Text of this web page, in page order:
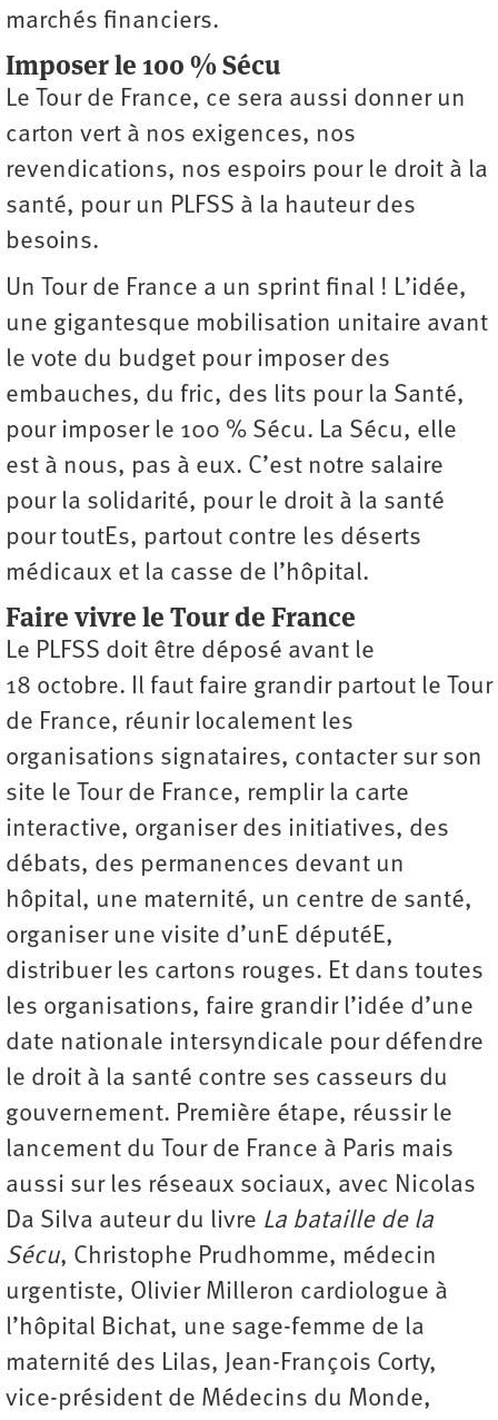
marchés financiers.
Imposer le 100 % Sécu
Le Tour de France, ce sera aussi donner un
carton vert à nos exigences, nos
revendications, nos espoirs pour le droit à la
santé, pour un PLFSS à la hauteur des
besoins.
Un Tour de France a un sprint final ! L’idée,
une gigantesque mobilisation unitaire avant
le vote du budget pour imposer des
embauches, du fric, des lits pour la Santé,
pour imposer le 100 % Sécu. La Sécu, elle
est à nous, pas à eux. C’est notre salaire
pour la solidarité, pour le droit à la santé
pour toutEs, partout contre les déserts
médicaux et la casse de l’hôpital.
Faire vivre le Tour de France
Le PLFSS doit être déposé avant le
18 octobre. Il faut faire grandir partout le Tour
de France, réunir localement les
organisations signataires, contacter sur son
site le Tour de France, remplir la carte
interactive, organiser des initiatives, des
débats, des permanences devant un
hôpital, une maternité, un centre de santé,
organiser une visite d’unE députéE,
distribuer les cartons rouges. Et dans toutes
les organisations, faire grandir l’idée d’une
date nationale intersyndicale pour défendre
le droit à la santé contre ses casseurs du
gouvernement. Première étape, réussir le
lancement du Tour de France à Paris mais
aussi sur les réseaux sociaux, avec Nicolas
Da Silva auteur du livre La bataille de la
Sécu, Christophe Prudhomme, médecin
urgentiste, Olivier Milleron cardiologue à
l’hôpital Bichat, une sage-femme de la
maternité des Lilas, Jean-François Corty,
vice-président de Médecins du Monde,